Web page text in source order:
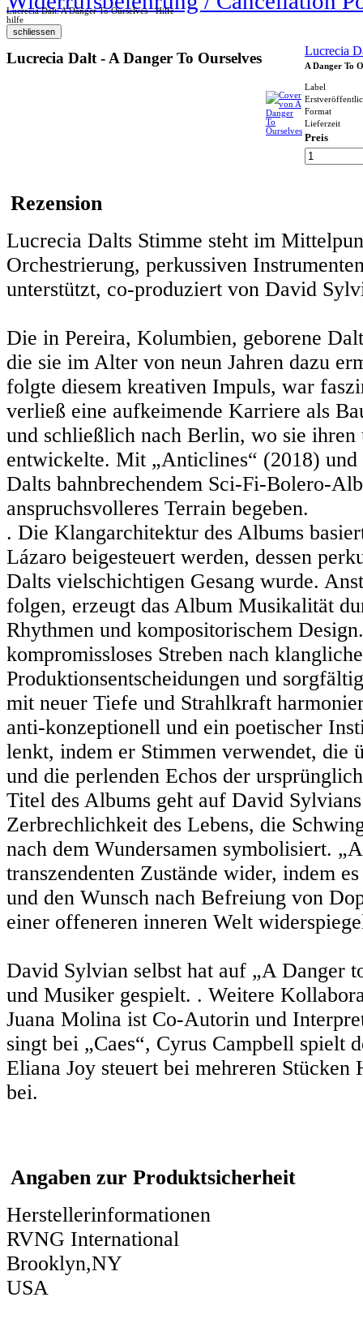
Lucrecia Dalt: A Danger To Ourselves - Hilfe
hilfe
Lucrecia Dalt - A Danger To Ourselves Lucrecia
A Danger To
Label
Format
Lieferzeit
Preis
Rezension
Lucrecia Dalts Stimme steht im
Orchestrierung, perkussiven
unterstützt, co-produziert von David
Die in Pereira, Kolumbien, geborene
die sie im Alter von neun Jahren dazu
folgte diesem kreativen Impuls, war
verließ eine aufkeimende Karriere als
und schließlich nach Berlin, wo sie ihren
entwickelte. Mit „Anticlines“ (2018)
Dalts bahnbrechendem Sci-Fi-Bolero-
anspruchsvolleres Terrain begeben.
. Die Klangarchitektur des Albums
Lázaro beigesteuert werden, dessen
Dalts vielschichtigen Gesang wurde.
folgen, erzeugt das Album Musikalität
Rhythmen und kompositorischem
kompromissloses Streben nach
Produktionsentscheidungen und
mit neuer Tiefe und Strahlkraft
anti-konzeptionell und ein poetischer
lenkt, indem er Stimmen verwendet, die
und die perlenden Echos der
Titel des Albums geht auf David
Zerbrechlichkeit des Lebens, die
nach dem Wundersamen symbolisiert.
transzendenten Zustände wider, indem
und den Wunsch nach Befreiung von
einer offeneren inneren Welt
David Sylvian selbst hat auf „A Danger
und Musiker gespielt. . Weitere
Juana Molina ist Co-Autorin und
singt bei „Caes“, Cyrus Campbell spielt
Eliana Joy steuert bei mehreren Stücken
bei.
Angaben zur Produktsicherheit
Herstellerinformationen
RVNG International
Brooklyn,NY
USA